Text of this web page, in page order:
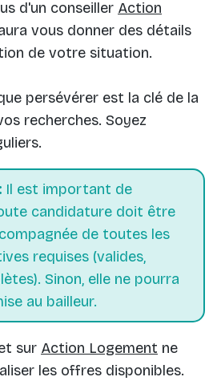
d'un conseiller Action
vous donner des détails
de votre situation.
persévérer est la clé de la
recherches. Soyez
Il est important de
candidature doit être
de toutes les
requises (valides,
Sinon, elle ne pourra
au bailleur.
sur Action Logement ne
les offres disponibles.